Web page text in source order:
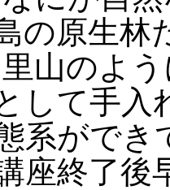
の原生林
山のよ
して手入
系ができ
座終了後